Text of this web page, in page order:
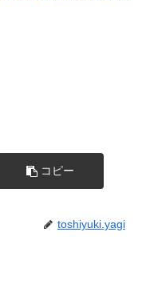
コピー
toshiyuki.yagi